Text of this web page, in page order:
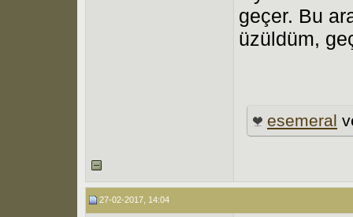
geçer. Bu
üzüldüm,
esemeral
27-02-2017, 14:04